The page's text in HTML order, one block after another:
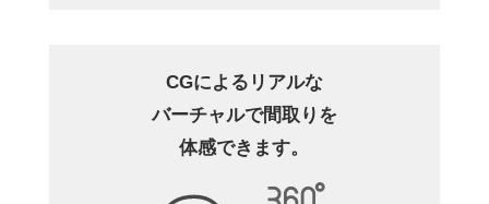
CGによるリアルな
バーチャルで間取りを
体感できます。